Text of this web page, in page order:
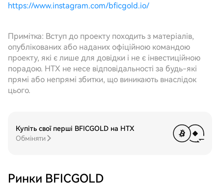
https://www.instagram.com/bficgold.io/
Примітка: Вступ до проекту походить з матеріалів,
опублікованих або наданих офіційною командою
проекту, які є лише для довідки і не є інвестиційною
порадою. HTX не несе відповідальності за будь-які
прямі або непрямі збитки, що виникають внаслідок
цього.
Купіть свої перші BFICGOLD на HTX
Обміняти
Ринки BFICGOLD